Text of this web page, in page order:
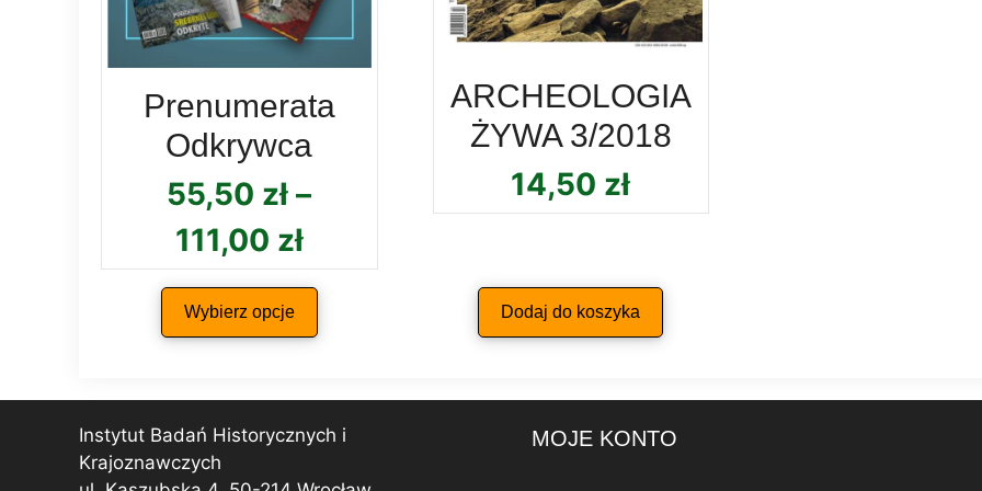
Prenumerata
Odkrywca
55,50 zł –
111,00 złZakres
cen:
od
do
Wybierz opcje
ARCHEOLOGIA
ŻYWA 3/2018
14,50 zł
Dodaj do koszyka
Instytut Badań Historycznych i
Krajoznawczych
MOJE KONTO